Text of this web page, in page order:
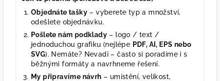
Objednáte tašky – vyberete typ a množství,
odešlete objednávku.
Pošlete nám podklady – logo / text /
jednoduchou grafiku (nejlépe PDF, AI, EPS nebo
SVG). Nemáte? Nevadí – často si poradíme i s
běžnými formáty a navrhneme řešení.
My připravíme návrh – umístění, velikost,